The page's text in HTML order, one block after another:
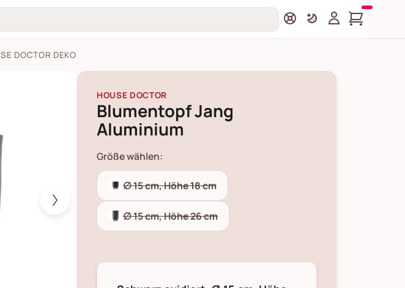
DOCTOR DEKO
HOUSE DOCTOR
Blumentopf Jang
Aluminium
Größe wählen:
∅ 15 cm, Höhe 18 cm
∅ 15 cm, Höhe 26 cm